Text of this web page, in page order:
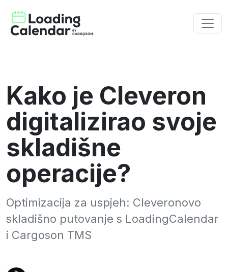
Kako je Cleveron
digitalizirao svoje
skladišne
operacije?
Optimizacija za uspjeh: Cleveronovo
skladišno putovanje s LoadingCalendar
i Cargoson TMS